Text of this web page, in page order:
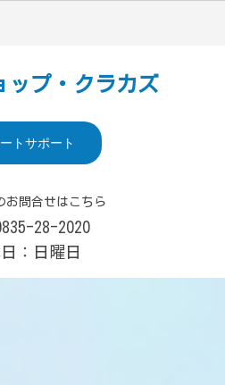
ップ・クラカズ
トサポート
お問合せはこちら
28-2020
：日曜日